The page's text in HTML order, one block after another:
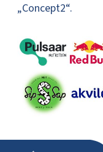
„Concept2“.